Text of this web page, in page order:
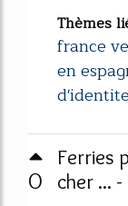
Thèmes
france
en
0
Ferries
cher ...